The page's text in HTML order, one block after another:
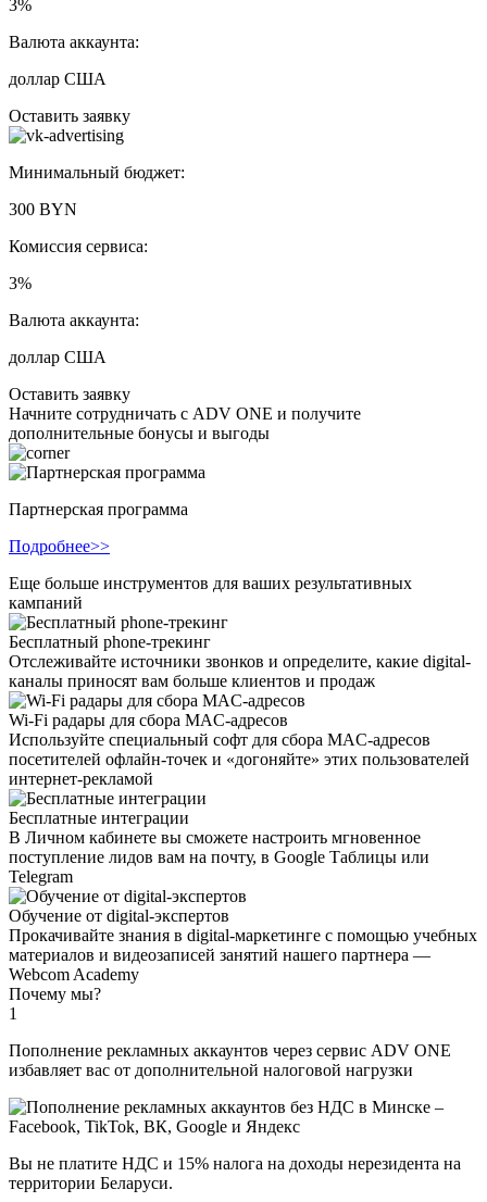
3%
Валюта аккаунта:
доллар США
Оставить заявку
Минимальный бюджет:
300 BYN
Комиссия сервиса:
3%
Валюта аккаунта:
доллар США
Оставить заявку
Начните сотрудничать с ADV ONE и получите
дополнительные бонусы и выгоды
Партнерская программа
Подробнее>>
Еще больше инструментов для ваших результативных
кампаний
Бесплатный phone-трекинг
Отслеживайте источники звонков и определите, какие digital-
каналы приносят вам больше клиентов и продаж
Wi-Fi радары для сбора MAC-адресов
Используйте специальный софт для сбора MAC-адресов
посетителей офлайн-точек и «догоняйте» этих пользователей
интернет-рекламой
Бесплатные интеграции
В Личном кабинете вы сможете настроить мгновенное
поступление лидов вам на почту, в Google Таблицы или
Telegram
Обучение от digital-экспертов
Прокачивайте знания в digital-маркетинге с помощью учебных
материалов и видеозаписей занятий нашего партнера —
Webcom Academy
Почему мы?
1
Пополнение рекламных аккаунтов через сервис ADV ONE
избавляет вас от дополнительной налоговой нагрузки
Вы не платите НДС и 15% налога на доходы нерезидента на
территории Беларуси.